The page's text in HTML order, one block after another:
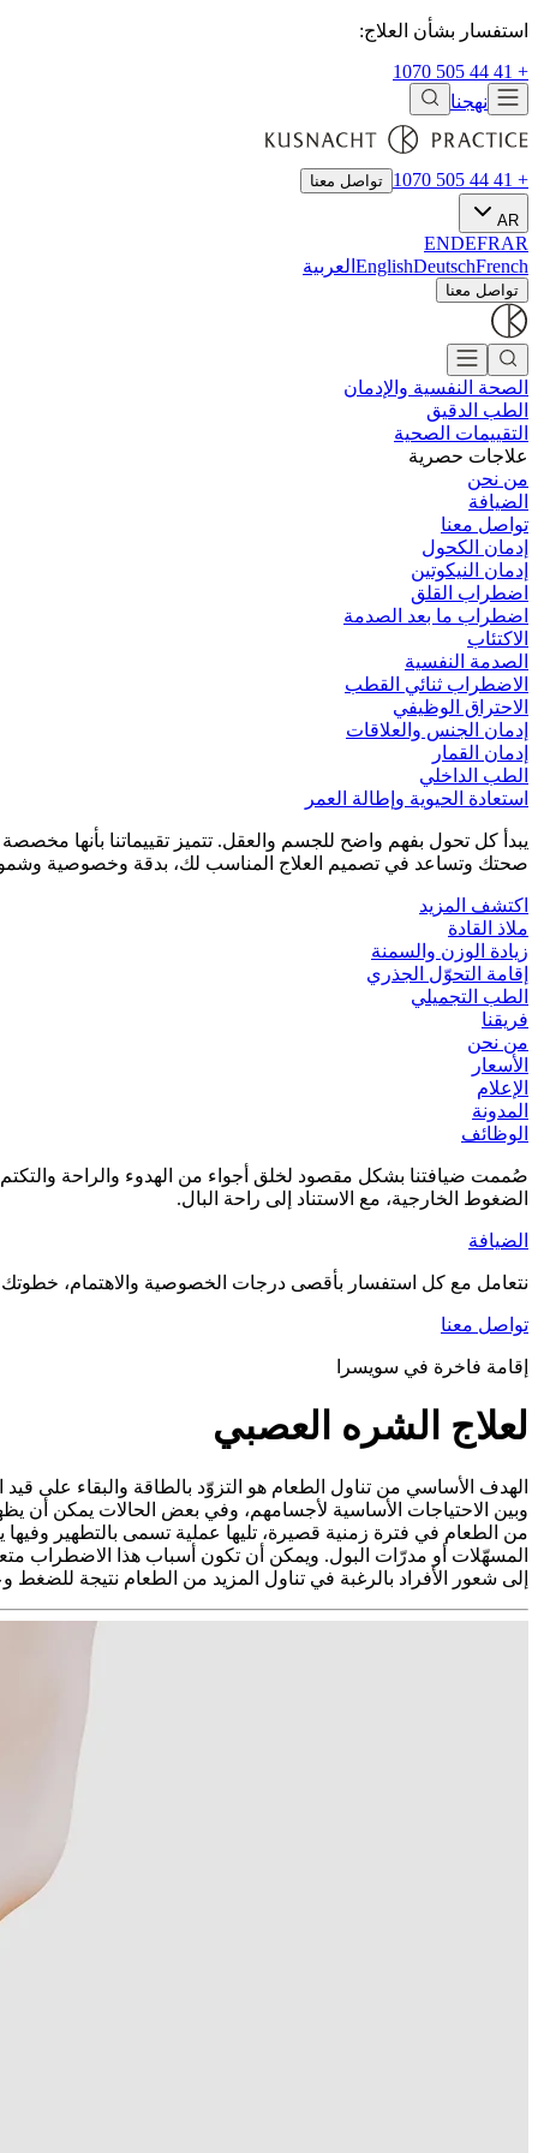
استفسار بشأن العلاج:
+ 41 44 505 1070
نهجنا
+ 41 44 505 1070 تواصل معنا
AR
ENDEFRAR
EnglishDeutschFrench العربية
تواصل معنا
الصحة النفسية والإدمان
الطب الدقيق
التقييمات الصحية
علاجات حصرية
من نحن
الضيافة
تواصل معنا
إدمان الكحول
إدمان النيكوتين
اضطراب القلق
اضطراب ما بعد الصدمة
الاكتئاب
الصدمة النفسية
الاضطراب ثنائي القطب
الاحتراق الوظيفي
إدمان الجنس والعلاقات
إدمان القمار
الطب الداخلي
استعادة الحيوية وإطالة العمر
يبدأ كل تحول بفهم واضح للجسم والعقل. تتميز تقييماتنا بأنها
صحتك وتساعد في تصميم العلاج المناسب لك، بدقة وخصوصية
اكتشف المزيد
ملاذ القادة
زيادة الوزن والسمنة
إقامة التحوّل الجذري
الطب التجميلي
فريقنا
من نحن
الأسعار
الإعلام
المدونة
الوظائف
صُممت ضيافتنا بشكل مقصود لخلق أجواء من الهدوء والراحة والتكتم
الضغوط الخارجية، مع الاستناد إلى راحة البال.
الضيافة
نتعامل مع كل استفسار بأقصى درجات الخصوصية والاهتمام، خطوتك
تواصل معنا
إقامة فاخرة في سويسرا
لعلاج الشره العصبي
الهدف الأساسي من تناول الطعام هو التزوّد بالطاقة والبقاء على
وبين الاحتياجات الأساسية لأجسامهم، وفي بعض الحالات يمكن أن
من الطعام في فترة زمنية قصيرة، تليها عملية تسمى بالتطهير
المسهّلات أو مدرّات البول. ويمكن أن تكون أسباب هذا الاضطراب
إلى شعور الأفراد بالرغبة في تناول المزيد من الطعام نتيجة للضغط